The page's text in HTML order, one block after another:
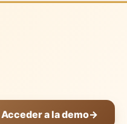
Acceder a la demo→